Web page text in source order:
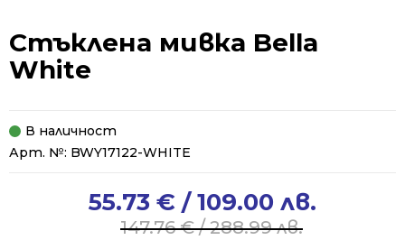
Стъклена мивка Bella
White
В наличност
Арт. №: BWY17122-WHITE
147.76€/ 288.99 лв.
55.73 € / 109.00 лв.